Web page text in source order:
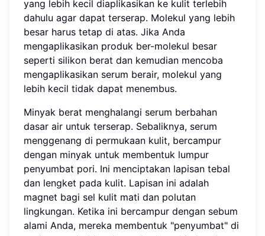
yang lebih kecil diaplikasikan ke kulit terlebih
dahulu agar dapat terserap. Molekul yang lebih
besar harus tetap di atas. Jika Anda
mengaplikasikan produk ber-molekul besar
seperti silikon berat dan kemudian mencoba
mengaplikasikan serum berair, molekul yang
lebih kecil tidak dapat menembus.
Minyak berat menghalangi serum berbahan
dasar air untuk terserap. Sebaliknya, serum
menggenang di permukaan kulit, bercampur
dengan minyak untuk membentuk lumpur
penyumbat pori. Ini menciptakan lapisan tebal
dan lengket pada kulit. Lapisan ini adalah
magnet bagi sel kulit mati dan polutan
lingkungan. Ketika ini bercampur dengan sebum
alami Anda, mereka membentuk "penyumbat" di